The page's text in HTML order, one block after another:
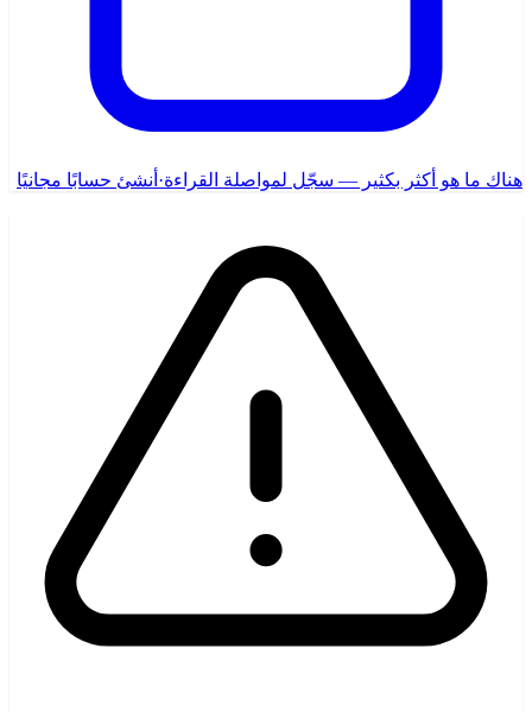
هناك ما هو أكثر بكثير — سجّل لمواصلة القراءة· أنشئ حسابًا مجانيًا